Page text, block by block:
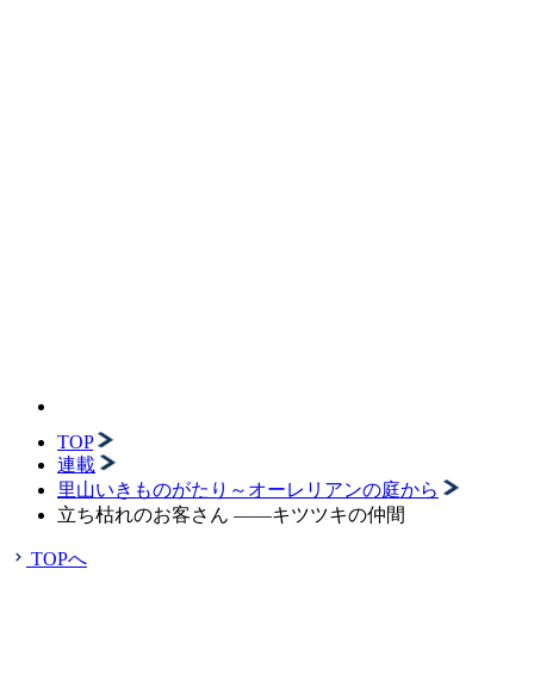
TOP
連載
里山いきものがたり～オーレリアンの庭から
立ち枯れのお客さん ――キツツキの仲間
TOPへ